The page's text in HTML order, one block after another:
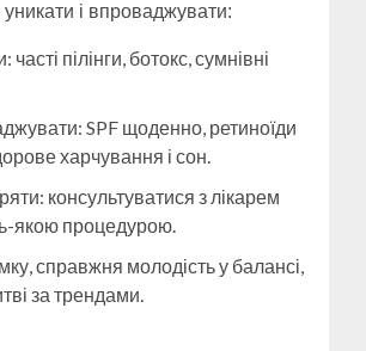
і впроваджувати:
часті пілінги, ботокс, сумнівні
SPF щоденно, ретиноїди
харчування і сон.
консультуватися з лікарем
якою процедурою.
справжня молодість у балансі,
за трендами.